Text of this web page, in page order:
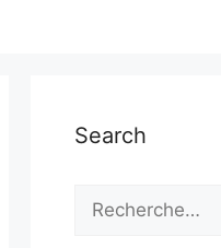
Search
Rechercher :